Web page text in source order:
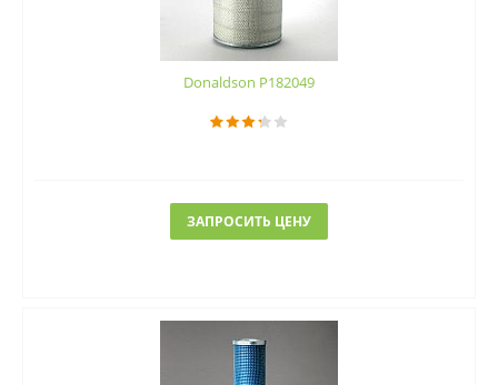
Donaldson P182049
ЗАПРОСИТЬ ЦЕНУ